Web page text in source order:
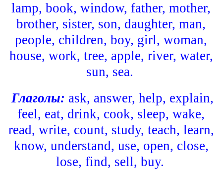
lamp, book, window, father, mother,
brother, sister, son, daughter, man,
people, children, boy, girl, woman,
house, work, tree, apple, river, water,
sun, sea.
Глаголы: ask, answer, help, explain,
feel, eat, drink, cook, sleep, wake,
read, write, count, study, teach, learn,
know, understand, use, open, close,
lose, find, sell, buy.